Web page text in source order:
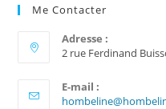
Me Contacter
Adresse :
2 rue Ferdinand
E-mail :